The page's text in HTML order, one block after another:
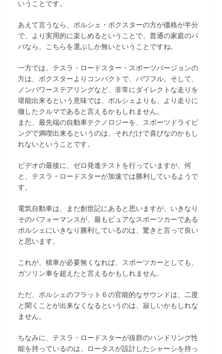
いうことです。
あえて言うなら、ポルシェ・ボクスターの方が価格が半分
で、より実用的に楽しめるということで、普通の家庭のパ
パなら、こちらを選ぶしか無いということですね。
一方では、テスラ・ロードスター・スポーツバージョンの
方は、ボクスターよりコンパクトで、パワフル。そして、
ノンパワーステアリングなど、非常にダイレクトな走りを
堪能出来るという意味では、ポルシェよりも、より走りに
徹したクルマであると言えるかもしれません。
また、最先端の自動車テクノロジーを、スポーツドライビ
ングで満喫出来るというのは、それだけで喜びなのかもし
れないということです。
ビデオの最後に、ゼロ発進テストを行っていますが、何
と、テスラ・ロードスターが加速では勝利しているようで
す。
電気自動車は、まだ創世記にあると思いますが、いきなり
そのパフォーマンスが、最もピュアなスポーツカーである
ポルシェにいきなり勝利しているのは、驚きと言って良い
と思います。
これが、積車が必要無くなれば、スポーツカーとしても、
ガソリン車を超えたと言えるかもしれません。
ただ、ポルシェのフラット６の官能的なサウンドは、二度
と聞くことが出来なくなるというのは、寂しいかもしれな
ません。
ちなみに、テスラ・ロードスターが抜群のハンドリング性
能を持っているのは、ロータスが設計したシャーシを持っ